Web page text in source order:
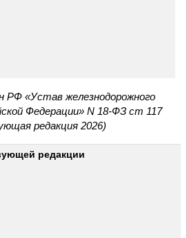
РФ «Устав железнодорожного
Федерации» N 18-ФЗ ст 117
редакция 2026)
редакции